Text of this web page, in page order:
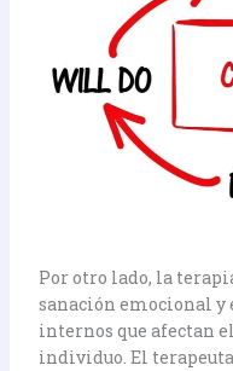
Por otro lado, la
sanación emocional y
internos que afectan
individuo. El